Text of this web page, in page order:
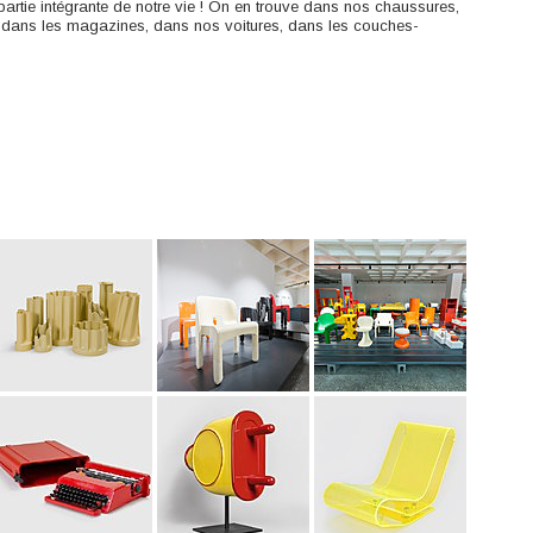
intégrante de notre vie ! On en trouve dans nos chaussures,
les magazines, dans nos voitures, dans les couches-